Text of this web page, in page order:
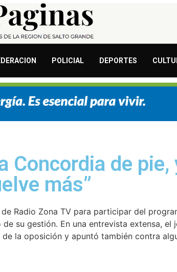
POLICIAL DEPORTES
Concordia de
más”
Radio Zona TV para participar del
su gestión. En una entrevista extensa, el
la oposición y apuntó también contra